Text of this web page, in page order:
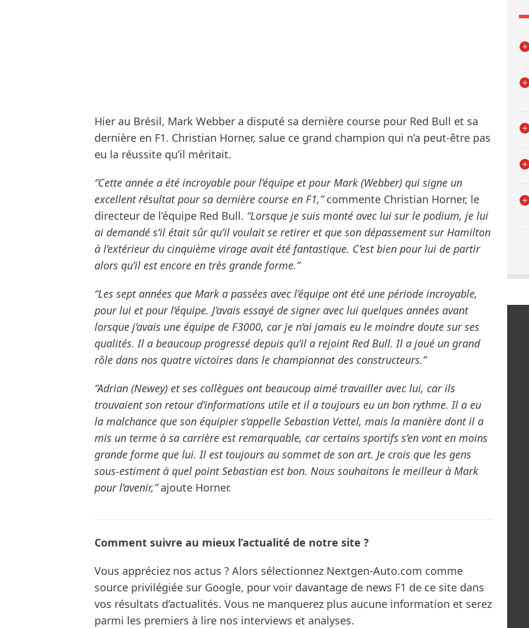
Hier au Brésil, Mark Webber a disputé sa dernière course pour Red Bull et sa
dernière en F1. Christian Horner, salue ce grand champion qui n’a peut-être pas
eu la réussite qu’il méritait.
“Cette année a été incroyable pour l’équipe et pour Mark (Webber) qui signe un
excellent résultat pour sa dernière course en F1,”commente Christian Horner, le
directeur de l’équipe Red Bull. “Lorsque je suis monté avec lui sur le podium, je lui
ai demandé s’il était sûr qu’il voulait se retirer et que son dépassement sur Hamilton
à l’extérieur du cinquième virage avait été fantastique. C’est bien pour lui de partir
alors qu’il est encore en très grande forme.”
“Les sept années que Mark a passées avec l’équipe ont été une période incroyable,
pour lui et pour l‘équipe. J’avais essayé de signer avec lui quelques années avant
lorsque j’avais une équipe de F3000, car je n’ai jamais eu le moindre doute sur ses
qualités. Il a beaucoup progressé depuis qu’il a rejoint Red Bull. Il a joué un grand
rôle dans nos quatre victoires dans le championnat des constructeurs.”
“Adrian (Newey) et ses collègues ont beaucoup aimé travailler avec lui, car ils
trouvaient son retour d’informations utile et il a toujours eu un bon rythme. Il a eu
la malchance que son équipier s’appelle Sebastian Vettel, mais la manière dont il a
mis un terme à sa carrière est remarquable, car certains sportifs s’en vont en moins
grande forme que lui. Il est toujours au sommet de son art. Je crois que les gens
sous-estiment à quel point Sebastian est bon. Nous souhaitons le meilleur à Mark
pour l’avenir,”ajoute Horner.
Comment suivre au mieux l’actualité de notre site ?
Vous appréciez nos actus ? Alors sélectionnez Nextgen-Auto.com comme
source privilégiée sur Google, pour voir davantage de news F1 de ce site dans
vos résultats d’actualités. Vous ne manquerez plus aucune information et serez
parmi les premiers à lire nos interviews et analyses.